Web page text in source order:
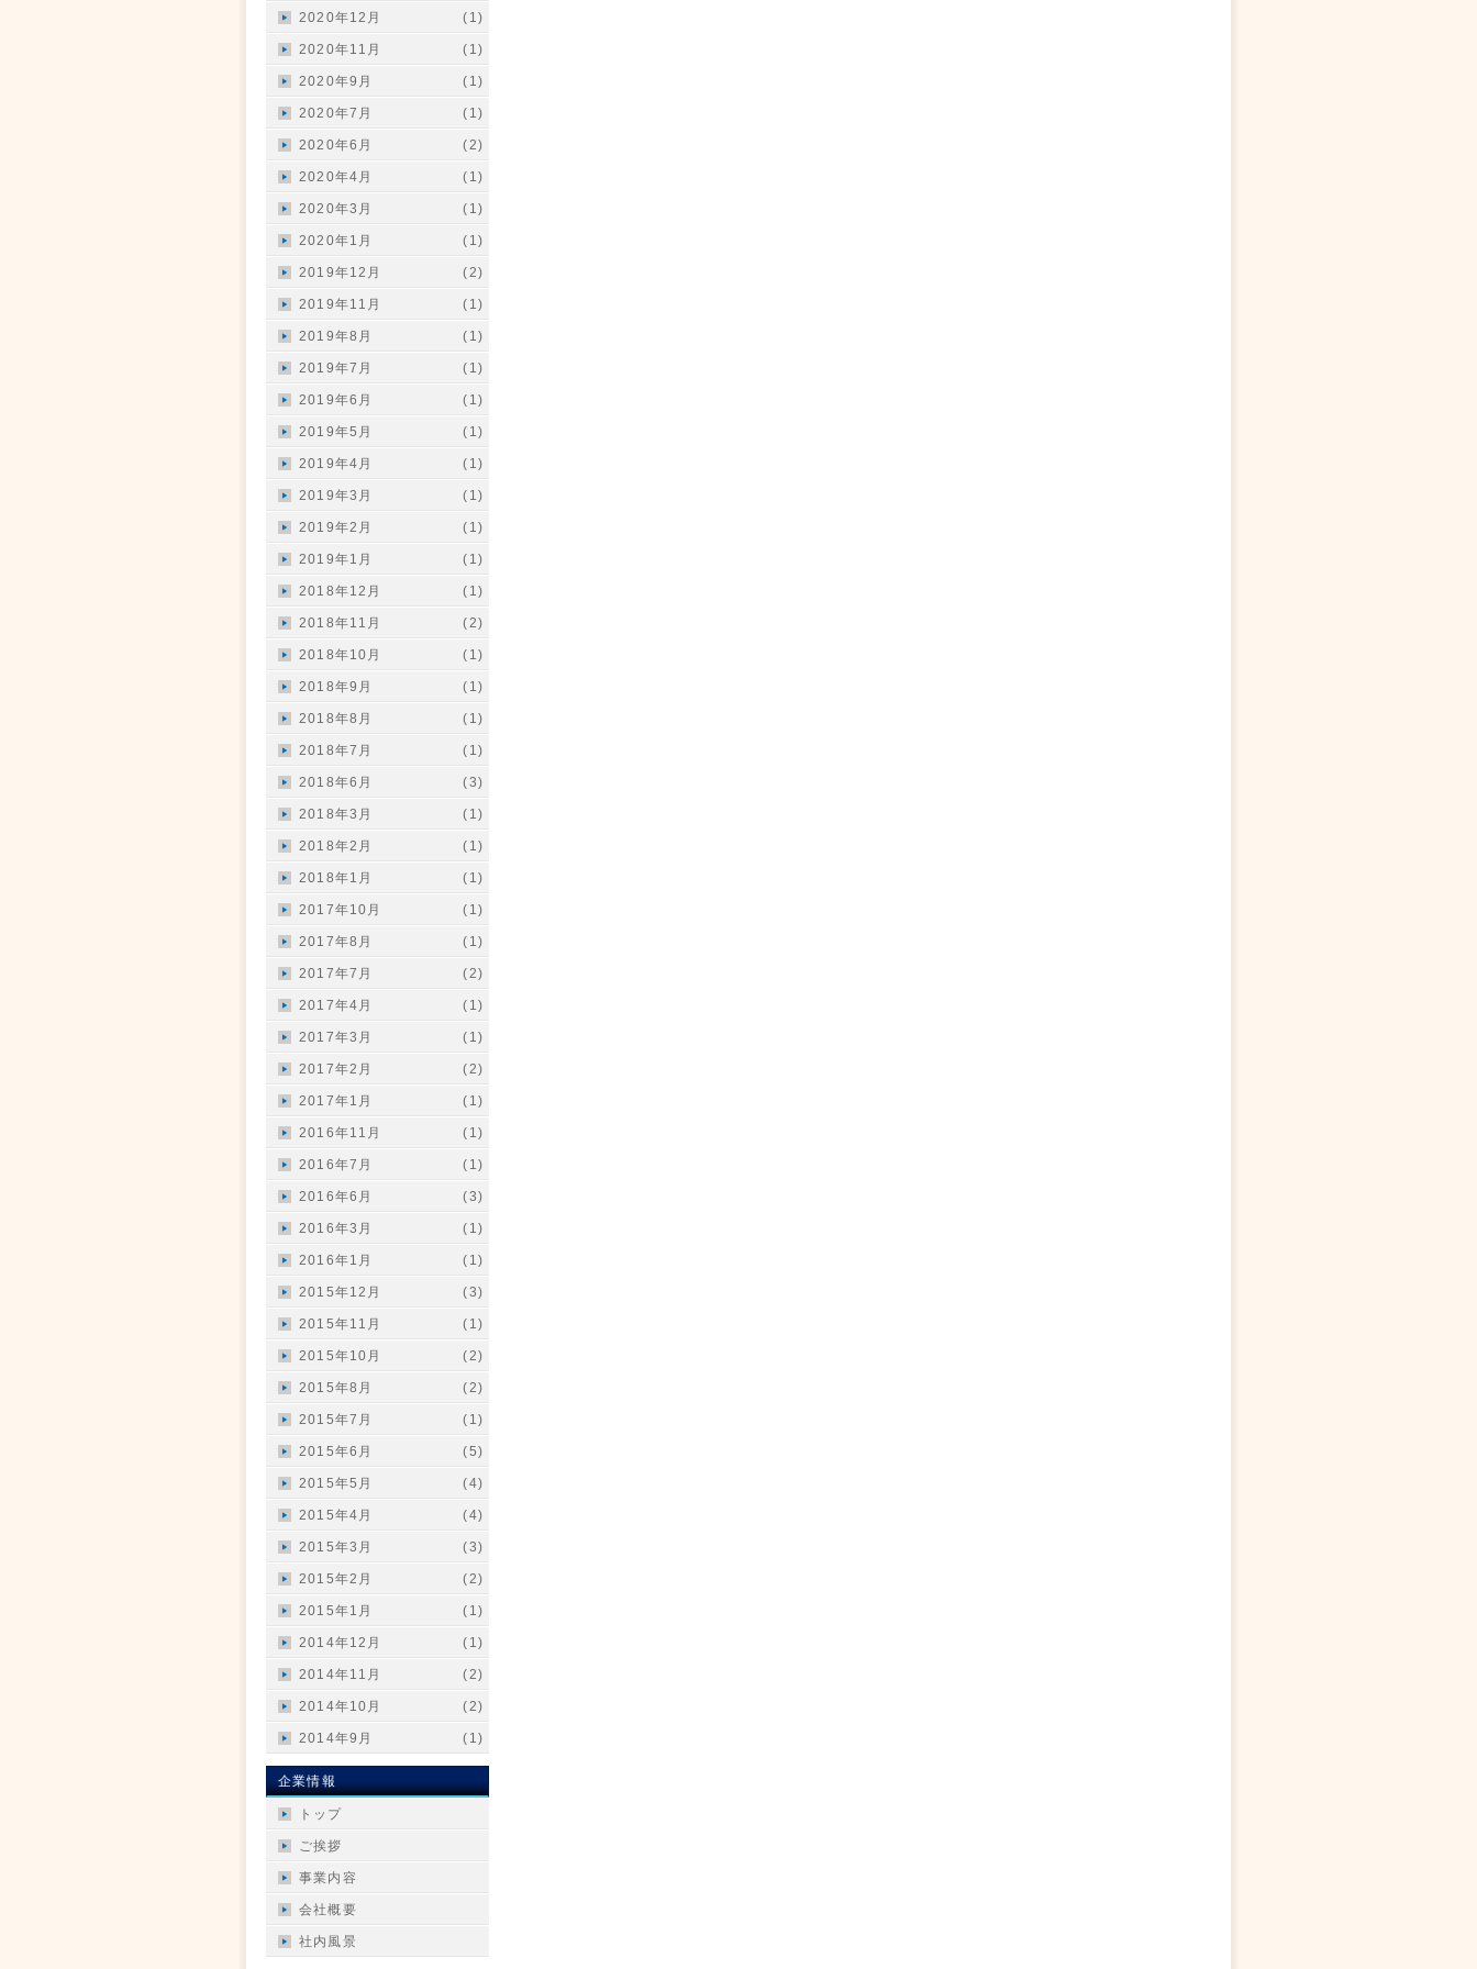
2020年12月 (1)
2020年11月 (1)
2020年9月 (1)
2020年7月 (1)
2020年6月 (2)
2020年4月 (1)
2020年3月 (1)
2020年1月 (1)
2019年12月 (2)
2019年11月 (1)
2019年8月 (1)
2019年7月 (1)
2019年6月 (1)
2019年5月 (1)
2019年4月 (1)
2019年3月 (1)
2019年2月 (1)
2019年1月 (1)
2018年12月 (1)
2018年11月 (2)
2018年10月 (1)
2018年9月 (1)
2018年8月 (1)
2018年7月 (1)
2018年6月 (3)
2018年3月 (1)
2018年2月 (1)
2018年1月 (1)
2017年10月 (1)
2017年8月 (1)
2017年7月 (2)
2017年4月 (1)
2017年3月 (1)
2017年2月 (2)
2017年1月 (1)
2016年11月 (1)
2016年7月 (1)
2016年6月 (3)
2016年3月 (1)
2016年1月 (1)
2015年12月 (3)
2015年11月 (1)
2015年10月 (2)
2015年8月 (2)
2015年7月 (1)
2015年6月 (5)
2015年5月 (4)
2015年4月 (4)
2015年3月 (3)
2015年2月 (2)
2015年1月 (1)
2014年12月 (1)
2014年11月 (2)
2014年10月 (2)
2014年9月 (1)
企業情報
トップ
ご挨拶
事業内容
会社概要
社内風景